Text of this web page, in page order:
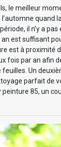
le meilleur
quand
il n’y a pas
est suffisant
est à proximité
fois par an afin
Un
parfait de
peinture 85, un